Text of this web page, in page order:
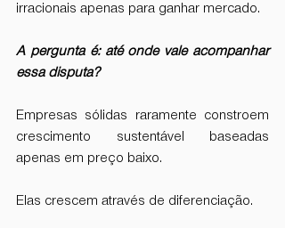
irracionais apenas para ganhar mercado.
A pergunta é: até onde vale acompanhar
essa disputa?
Empresas sólidas raramente constroem
crescimento sustentável baseadas
apenas em preço baixo.
Elas crescem através de diferenciação.